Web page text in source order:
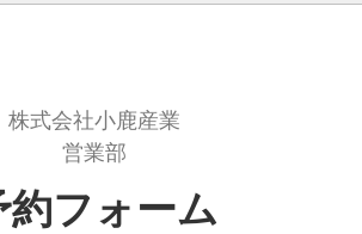
株式会社小鹿産業
営業部
約フォーム